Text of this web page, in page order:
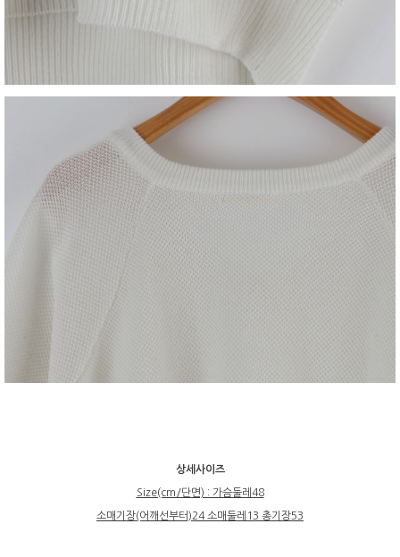
상세사이즈
Size(cm/단면) : 가슴둘레48
소매기장(어깨선부터)24소매둘레13 총기장53